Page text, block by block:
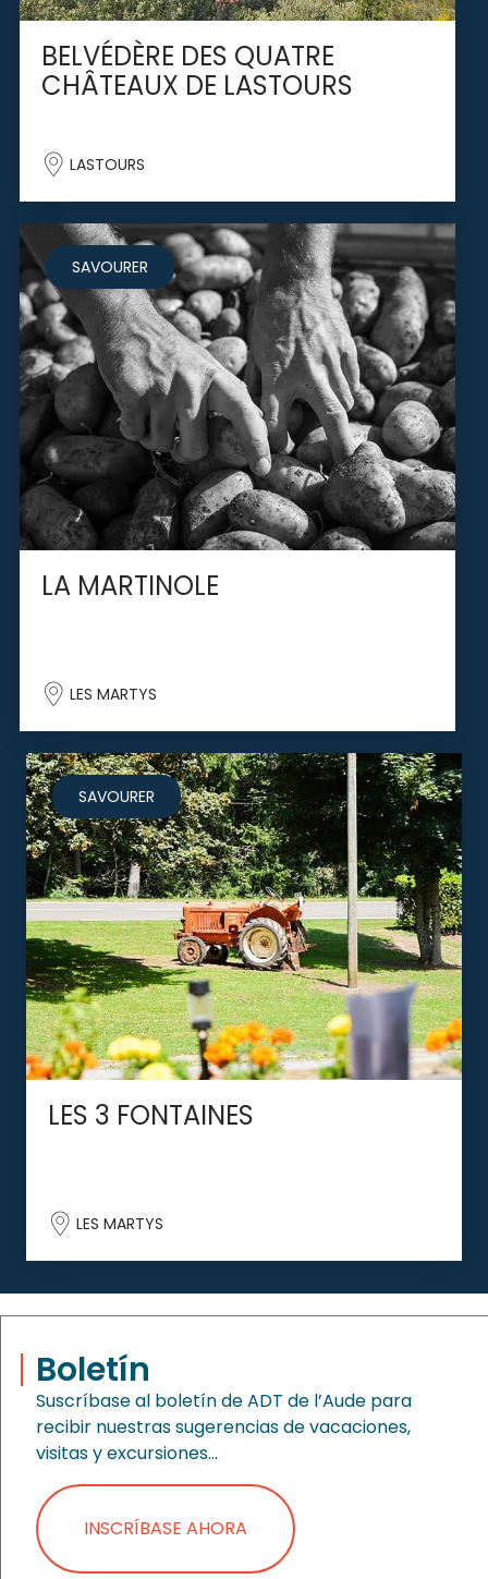
BELVÉDÈRE DES QUATRE
CHÂTEAUX DE LASTOURS
LASTOURS
SAVOURER
LA MARTINOLE
LES MARTYS
SAVOURER
LES 3 FONTAINES
LES MARTYS
Boletín
Suscríbase al boletín de ADT de l’Aude para
recibir nuestras sugerencias de vacaciones,
visitas y excursiones…
INSCRÍBASE AHORA